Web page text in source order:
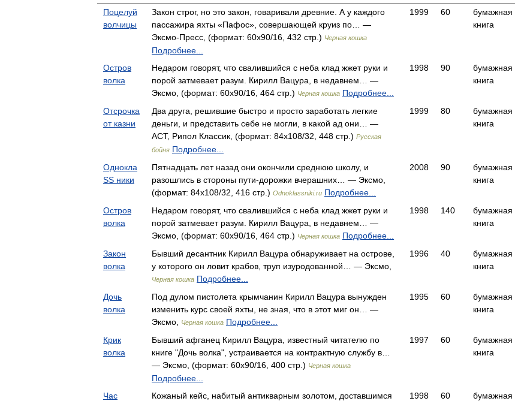
Поцелуй
волчицы
Закон строг, но это закон, говаривали древние. А у каждого
пассажира яхты «Пафос», совершающей круиз по… —
Эксмо-Пресс, (формат: 60x90/16, 432 стр.) Черная кошка
Подробнее...
1999 60
бумажная
книга
Остров
волка
Недаром говорят, что свалившийся с неба клад жжет руки и
порой затмевает разум. Кирилл Вацура, в недавнем… —
Эксмо, (формат: 60x90/16, 464 стр.) Черная кошка Подробнее...
1998 90
бумажная
книга
Отсрочка
от казни
Два друга, решившие быстро и просто заработать легкие
деньги, и представить себе не могли, в какой ад они… —
АСТ, Рипол Классик, (формат: 84x108/32, 448 стр.) Русская
бойня Подробнее...
1999 80
бумажная
книга
Однокла
SS ники
Пятнадцать лет назад они окончили среднюю школу, и
разошлись в стороны пути-дорожки вчерашних… — Эксмо,
(формат: 84x108/32, 416 стр.) Odnoklassniki.ru Подробнее...
2008 90
бумажная
книга
Остров
волка
Недаром говорят, что свалившийся с неба клад жжет руки и
порой затмевает разум. Кирилл Вацура, в недавнем… —
Эксмо, (формат: 60x90/16, 464 стр.) Черная кошка Подробнее...
1998 140
бумажная
книга
Закон
волка
Бывший десантник Кирилл Вацура обнаруживает на острове,
у которого он ловит крабов, труп изуродованной… — Эксмо,
Черная кошка Подробнее...
1996 40
бумажная
книга
Дочь
волка
Под дулом пистолета крымчанин Кирилл Вацура вынужден
изменить курс своей яхты, не зная, что в этот миг он… —
Эксмо,
Черная кошка Подробнее...
1995 60
бумажная
книга
Крик
волка
Бывший афганец Кирилл Вацура, известный читателю по
книге "Дочь волка", устраивается на контрактную службу в…
— Эксмо, (формат: 60x90/16, 400 стр.) Черная кошка
Подробнее...
1997 60
бумажная
книга
Час
Кожаный кейс, набитый антикварным золотом, доставшимся
1998 60
бумажная